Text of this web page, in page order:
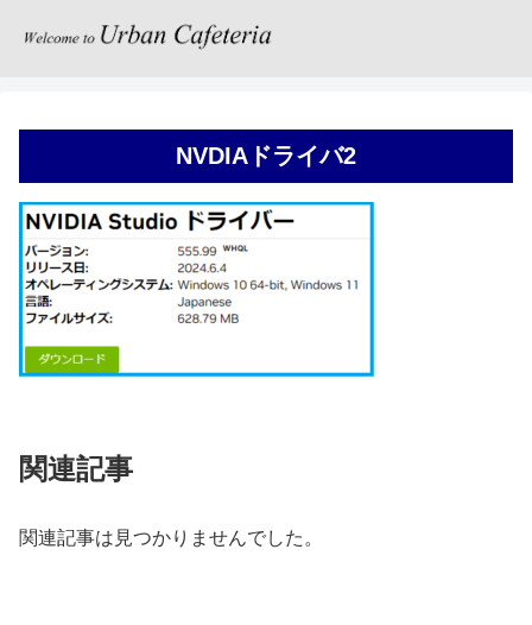
NVDIAドライバ2
関連記事
関連記事は見つかりませんでした。